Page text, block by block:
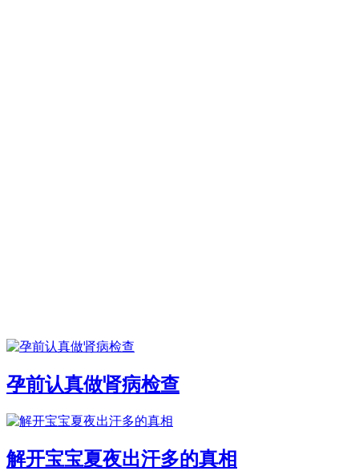
孕前认真做肾病检查
解开宝宝夏夜出汗多的真相